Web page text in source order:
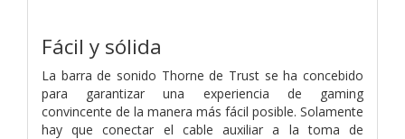
Fácil y sólida
La barra de sonido Thorne de Trust se ha concebido
para garantizar una experiencia de gaming
convincente de la manera más fácil posible. Solamente
hay que conectar el cable auxiliar a la toma de